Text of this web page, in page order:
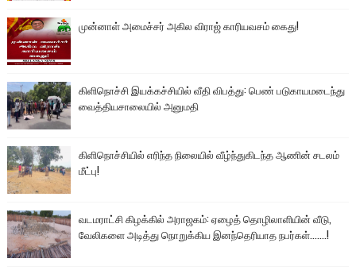
முன்னாள் அமைச்சர் அகில விராஜ் காரியவசம் கைது!
கிளிநொச்சி இயக்கச்சியில் வீதி விபத்து: பெண் படுகாயமடைந்து
வைத்தியசாலையில் அனுமதி
கிளிநொச்சியில் எரிந்த நிலையில் வீழ்ந்துகிடந்த ஆணின் சடலம்
மீட்பு!
வடமராட்சி கிழக்கில் அராஜகம்: ஏழைத் தொழிலாளியின் வீடு,
வேலிகளை அடித்து நொறுக்கிய இனந்தெரியாத நபர்கள்.......!